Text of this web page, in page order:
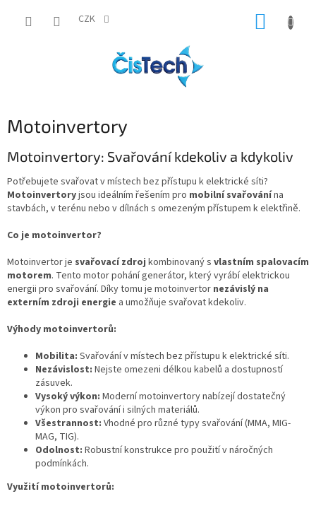
CZK
Motoinvertory
Motoinvertory: Svařování kdekoliv a kdykoliv
Potřebujete svařovat v místech bez přístupu k elektrické síti?
Motoinvertoryjsou ideálním řešením pro mobilní svařovánína
stavbách, v terénu nebo v dílnách s omezeným přístupem k elektřině.
Co je motoinvertor?
Motoinvertor je svařovací zdroj kombinovaný s vlastním spalovacím
motorem. Tento motor pohání generátor, který vyrábí elektrickou
energii pro svařování. Díky tomu je motoinvertor nezávislý na
externím zdroji energie a umožňuje svařovat kdekoliv.
Výhody motoinvertorů:
Mobilita: Svařování v místech bez přístupu k elektrické síti.
Nezávislost: Nejste omezeni délkou kabelů a dostupností
zásuvek.
Vysoký výkon: Moderní motoinvertory nabízejí dostatečný
výkon pro svařování i silných materiálů.
Všestrannost: Vhodné pro různé typy svařování (MMA, MIG-
MAG, TIG).
Odolnost: Robustní konstrukce pro použití v náročných
podmínkách.
Využití motoinvertorů: